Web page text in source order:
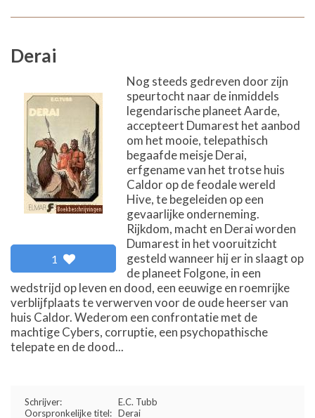
Derai
1
Nog steeds gedreven door zijn
speurtocht naar de inmiddels
legendarische planeet Aarde,
accepteert Dumarest het aanbod
om het mooie, telepathisch
begaafde meisje Derai,
erfgename van het trotse huis
Caldor op de feodale wereld
Hive, te begeleiden op een
gevaarlijke onderneming.
Rijkdom, macht en Derai worden
Dumarest in het vooruitzicht
gesteld wanneer hij er in slaagt op
de planeet Folgone, in een
wedstrijd op leven en dood, een eeuwige en roemrijke
verblijfplaats te verwerven voor de oude heerser van
huis Caldor. Wederom een confrontatie met de
machtige Cybers, corruptie, een psychopathische
telepate en de dood...
Schrijver:
E.C. Tubb
Oorspronkelijke titel: Derai